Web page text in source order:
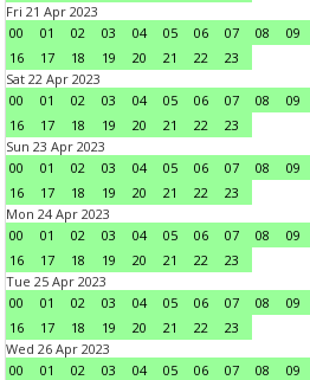
Fri 21 Apr 2023
00
01 02 03 04 05 06 07 08 09
16
17 18 19 20 21 22
23
Sat 22 Apr 2023
00
01 02 03 04 05 06 07 08 09
16
17 18 19 20 21 22
23
Sun 23 Apr 2023
00
01 02 03 04 05 06 07 08 09
16
17 18 19 20 21 22
23
Mon 24 Apr 2023
00
01 02 03 04 05 06 07 08 09
16
17 18 19 20 21 22
23
Tue 25 Apr 2023
00
01 02 03 04 05 06 07 08 09
16
17 18 19 20 21 22
23
Wed 26 Apr 2023
00
01 02 03 04 05 06 07 08 09